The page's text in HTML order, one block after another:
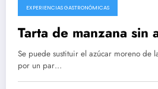
EXPERIENCIAS GASTRONÓMICAS
Tarta de manzana sin
Se puede sustituir el azúcar moreno de
por un par…